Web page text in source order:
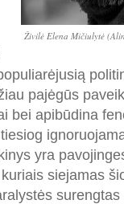
Živilė Elena Mičiulytė (
pajėgūs
bei apibūdina
yra
siejamas